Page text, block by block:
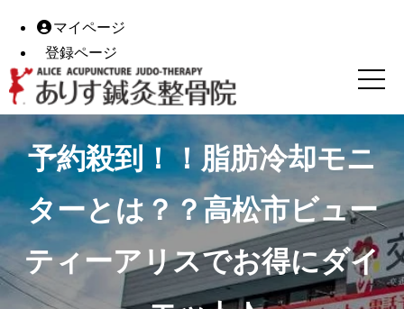
マイページ
登録ページ
予約殺到！！脂肪冷却モニターとは？？高松市ビューティ
予約殺到！！脂肪冷却モニ
ターとは？？高松市ビュー
ティーアリスでお得にダイ